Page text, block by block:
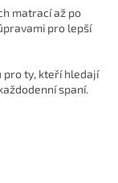
matrací až po
pro lepší
pro ty, kteří hledají
spaní.